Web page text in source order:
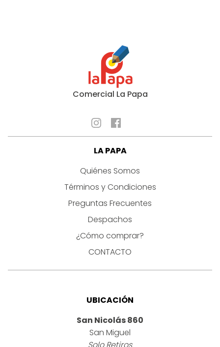
Comercial La Papa
LA PAPA
Quiénes Somos
Términos y Condiciones
Preguntas Frecuentes
Despachos
¿Cómo comprar?
CONTACTO
UBICACIÓN
San Nicolás 860
San Miguel